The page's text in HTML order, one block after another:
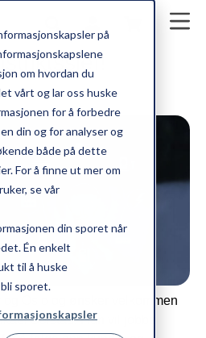
på
om hvordan du
vårt og lar oss huske
for å forbedre
din og for analyser og
både på dette
For å finne ut mer om
se vår
din sporet når
Én enkelt
til å huske
sporet.
og Oslo og ønsker velkommen
Solstad. Han vil jobbe